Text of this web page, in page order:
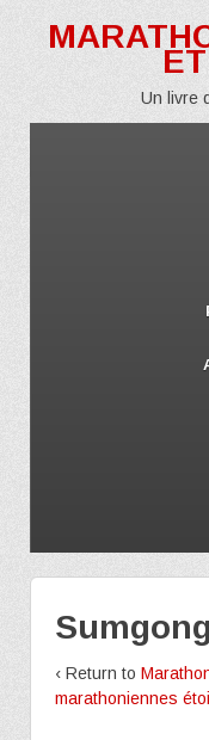
Un livre
‹ Return to
marathoniennes